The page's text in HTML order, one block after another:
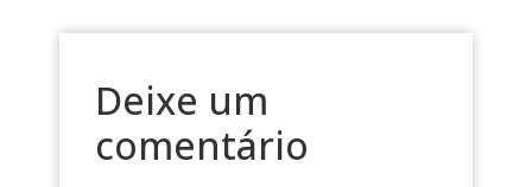
Deixe um
comentário